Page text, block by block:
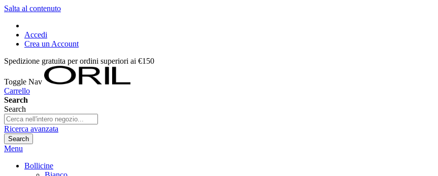
Salta al contenuto
Accedi
Crea un Account
Spedizione gratuita per ordini superiori ai €150
Toggle Nav
Carrello
Search
Search
Ricerca avanzata
Search
Menu
Bollicine